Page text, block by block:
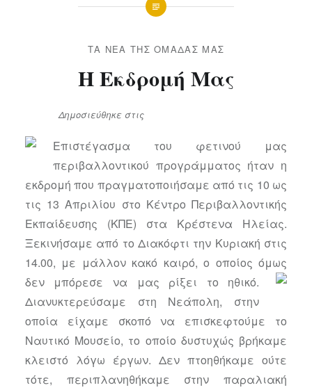
ΤΑ ΝΈΑ ΤΗΣ ΟΜΆΔΑΣ ΜΑΣ
Η Εκδρομή Μας
Δημοσιεύθηκε στις
Επιστέγασμα του φετινού μας
περιβαλλοντικού προγράμματος ήταν η
εκδρομή που πραγματοποιήσαμε από τις 10 ως
τις 13 Απριλίου στο Κέντρο Περιβαλλοντικής
Εκπαίδευσης (ΚΠΕ) στα Κρέστενα Ηλείας.
Ξεκινήσαμε από το Διακόφτι την Κυριακή στις
14.00, με μάλλον κακό καιρό, ο οποίος όμως
δεν μπόρεσε να μας ρίξει το ηθικό.
Διανυκτερεύσαμε στη Νεάπολη, στην
οποία είχαμε σκοπό να επισκεφτούμε το
Ναυτικό Μουσείο, το οποίο δυστυχώς βρήκαμε
κλειστό λόγω έργων. Δεν πτοηθήκαμε ούτε
τότε, περιπλανηθήκαμε στην παραλιακή